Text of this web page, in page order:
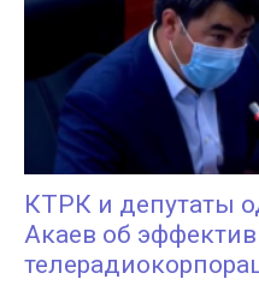
КТРК и депутаты
Акаев об